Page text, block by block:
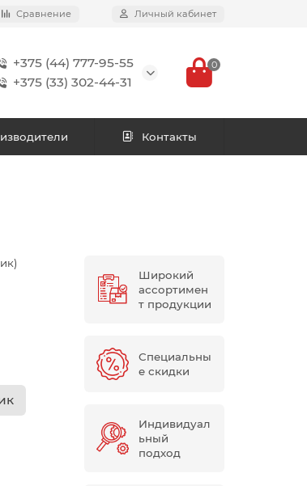
Сравнение Личный кабинет
+375 (44) 777-95-55
+375 (33) 302-44-31
0
Контакты
Широкий
ассортимен
т продукции
Специальны
е скидки
Индивидуал
ьный
подход